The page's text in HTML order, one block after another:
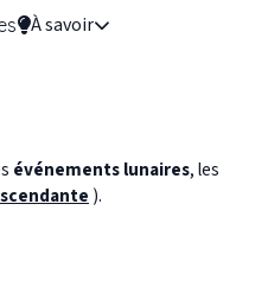
À savoir
événements lunaires, les
).